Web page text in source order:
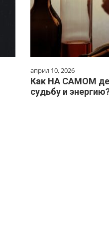
април 10, 2026
Как НА САМОМ
судьбу и